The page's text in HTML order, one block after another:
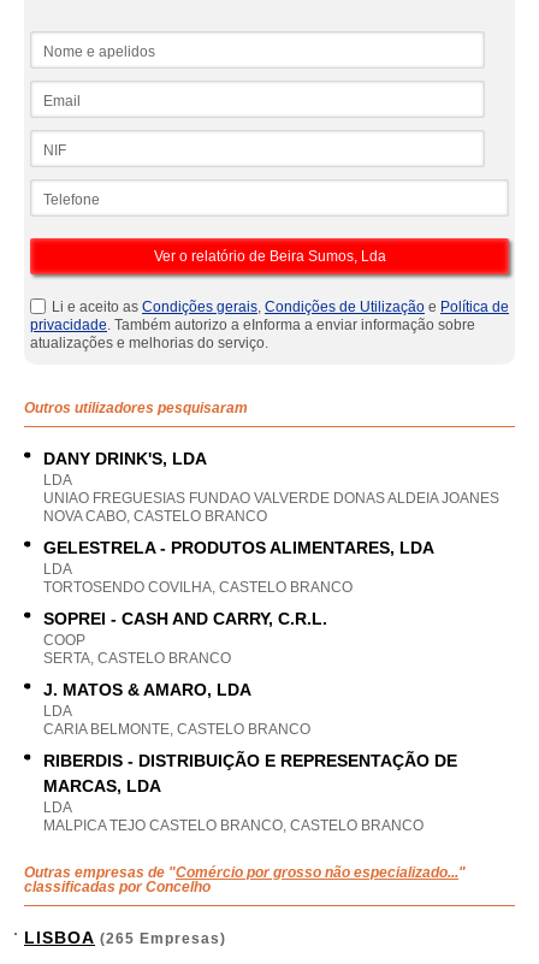
Li e aceito as Condições gerais, Condições de Utilização e Política de
privacidade. Também autorizo a eInforma a enviar informação sobre
atualizações e melhorias do serviço.
Outros utilizadores pesquisaram
DANY DRINK'S, LDA
LDA
UNIAO FREGUESIAS FUNDAO VALVERDE DONAS ALDEIA JOANES
NOVA CABO, CASTELO BRANCO
GELESTRELA - PRODUTOS ALIMENTARES, LDA
LDA
TORTOSENDO COVILHA, CASTELO BRANCO
SOPREI - CASH AND CARRY, C.R.L.
COOP
SERTA, CASTELO BRANCO
J. MATOS & AMARO, LDA
LDA
CARIA BELMONTE, CASTELO BRANCO
RIBERDIS - DISTRIBUIÇÃO E REPRESENTAÇÃO DE
MARCAS, LDA
LDA
MALPICA TEJO CASTELO BRANCO, CASTELO BRANCO
Outras empresas de "Comércio por grosso não especializado..."
classificadas por Concelho
LISBOA (265 Empresas)